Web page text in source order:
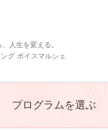
人生を変える。
グ ボイスマルシェ
プログラムを選ぶ